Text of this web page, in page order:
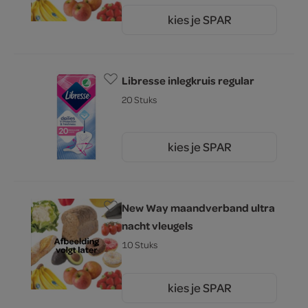
kies je SPAR
Libresse inlegkruis regular
20 Stuks
kies je SPAR
New Way maandverband ultra
nacht vleugels
10 Stuks
kies je SPAR